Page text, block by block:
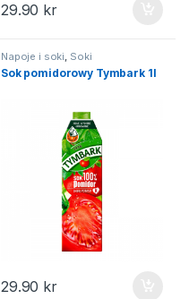
29.90 kr
Napoje i soki, Soki
Sok pomidorowy Tymbark 1l
29.90 kr